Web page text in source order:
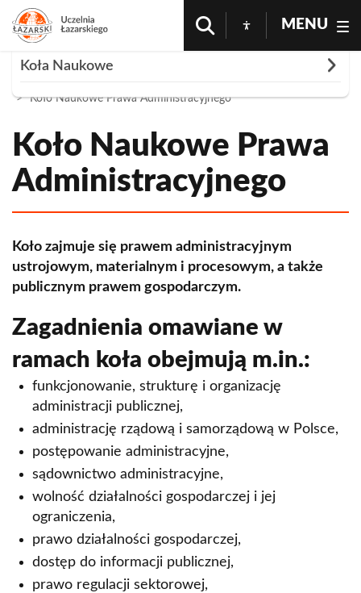
MENU
Koło Naukowe Prawa Administracyjnego
Koło Naukowe Prawa
Administracyjnego
Koło zajmuje się prawem administracyjnym
ustrojowym, materialnym i procesowym, a także
publicznym prawem gospodarczym.
Zagadnienia omawiane w
ramach koła obejmują m.in.:
funkcjonowanie, strukturę i organizację
administracji publicznej,
administrację rządową i samorządową w Polsce,
postępowanie administracyjne,
sądownictwo administracyjne,
wolność działalności gospodarczej i jej
ograniczenia,
prawo działalności gospodarczej,
dostęp do informacji publicznej,
prawo regulacji sektorowej,
Koła Naukowe
Rozwiń
Club of Political Science
Farmakologiczne Koło Naukowe
Międzywydziałowe Koło Prawa Lotniczego i
Kosmicznego AVION
Dermatologiczne Koło Naukowe Uczelni
Łazarskiego
Koło Naukowe Kryminalistyki OMNIA VERITAS
Koło Anestezjologii i Intensywnej Terapii
Koło Naukowe Media & Marketing
Koło Urologiczne
Studenckie Koło Naukowe Chorób
Wewnętrznych "Bogoria"
Studenckie Koło Naukowe BLAST
Studenckie Koło Naukowe Symulacji Medycznych
Koło Naukowe Prawa Kobiet
Koło Naukowe Prawa Własności Intelektualnej